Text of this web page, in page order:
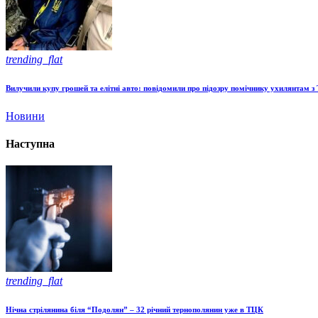
trending_flat
Вилучили купу грошей та елітні авто: повідомили про підозру помічнику ухилянтам
Новини
Наступна
trending_flat
Нічна стрілянина біля “Подолян” – 32 річний тернополянин уже в ТЦК